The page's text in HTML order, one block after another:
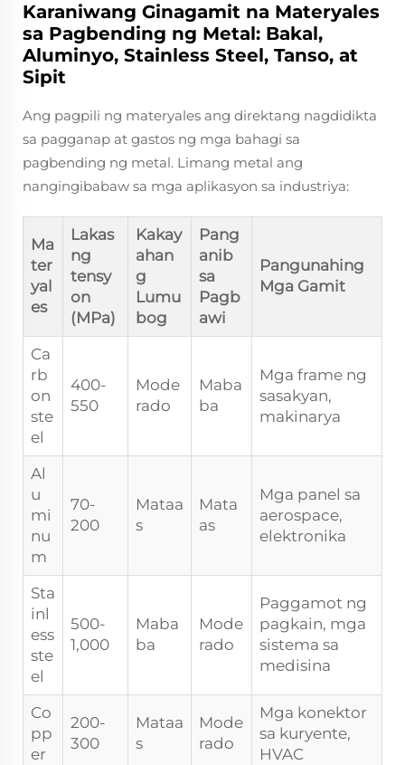
Karaniwang Ginagamit na Materyales
sa Pagbending ng Metal: Bakal,
Aluminyo, Stainless Steel, Tanso, at
Sipit
Ang pagpili ng materyales ang direktang nagdidikta
sa pagganap at gastos ng mga bahagi sa
pagbending ng metal. Limang metal ang
nangingibabaw sa mga aplikasyon sa industriya:
Ma
ter
yal
es
Lakas
ng
tensy
on
(MPa)
Kakay
ahan
g
Lumu
bog
Pang
anib
sa
Pagb
awi
Pangunahing
Mga Gamit
Ca
rb
on
ste
el
400-
550
Mode
rado
Maba
ba
Mga frame ng
sasakyan,
makinarya
Al
u
mi
nu
m
70-
200
Mataa
s
Mata
as
Mga panel sa
aerospace,
elektronika
Sta
inl
ess
ste
el
500-
1,000
Maba
ba
Mode
rado
Paggamot ng
pagkain, mga
sistema sa
medisina
Co
pp
er
200-
300
Mataa
s
Mode
rado
Mga konektor
sa kuryente,
HVAC